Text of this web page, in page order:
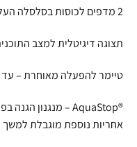
2 מדפים לכוסות בסלסלה העליונה
תצוגה דיגיטלית למצב
טיימר להפעלה מאוחרת – עד 24 שעות
אחריות נוספת מוגבלת למשך